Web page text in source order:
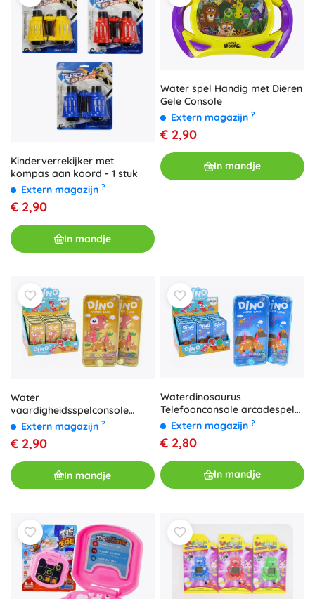
Kinderverrekijker met
kompas aan koord - 1 stuk
Extern magazijn ?
€ 2,90
In mandje
Water spel Handig met Dieren
Gele Console
Extern magazijn ?
€ 2,90
In mandje
Water
vaardigheidsspelconsole
Telefoon Dino Geel
Extern magazijn ?
€ 2,90
In mandje
Waterdinosaurus
Telefoonconsole arcadespel
Blauw
Extern magazijn ?
€ 2,80
In mandje